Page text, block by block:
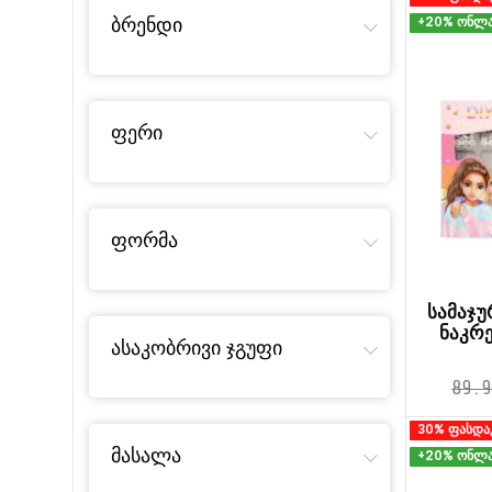
ბრენდი
ფერი
ფორმა
ასაკობრივი ჯგუფი
მასალა
+20%
30%
+20%